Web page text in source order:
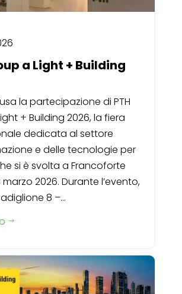
a Light + Building
la partecipazione di PTH
+ Building 2026, la fiera
dedicata al settore
e delle tecnologie per
si è svolta a Francoforte
marzo 2026. Durante l’evento,
8 –...
$